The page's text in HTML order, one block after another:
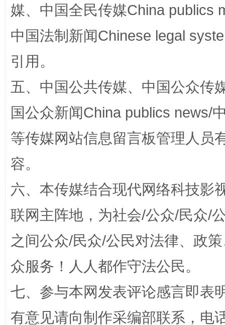
媒、中国全民传媒China publics
中国法制新闻Chinese legal
引用。
五、中国公共传媒、中国公众传
国公众新闻China publics news/
等传媒网站信息留言板管理人员
容。
六、本传媒结合现代网络科技影
联网主阵地，为社会/公众/民众/
之间公众/民众/公民对法律、政
众服务！人人都作守法公民。
七、参与本网发表评论感言即表
有意见请向制作采编部联系，电